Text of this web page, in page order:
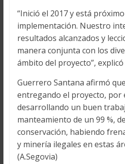
“Inició el 2017 y está
implementación. Nuestro
resultados alcanzados y
manera conjunta con los
ámbito del proyecto”,
Guerrero Santana afirmó
entregando el proyecto, por
desarrollando un buen
manteamiento de un 99 %,
conservación, habiendo
y minería ilegales en estas
(A.Segovia)